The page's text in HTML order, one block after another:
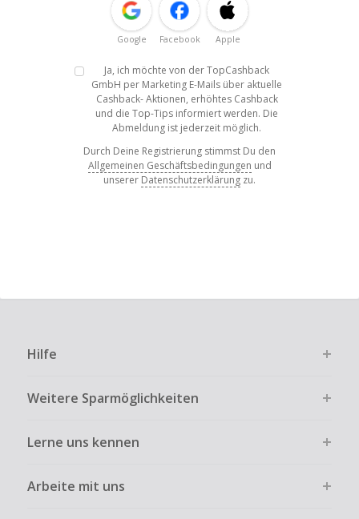
Google Facebook Apple
Ja, ich möchte von der TopCashback
GmbH per Marketing E-Mails über aktuelle
Cashback- Aktionen, erhöhtes Cashback
und die Top-Tips informiert werden. Die
Abmeldung ist jederzeit möglich.
Durch Deine Registrierung stimmst Du den
Allgemeinen Geschäftsbedingungen und
unserer Datenschutzerklärung zu.
Hilfe
Weitere Sparmöglichkeiten
Lerne uns kennen
Arbeite mit uns